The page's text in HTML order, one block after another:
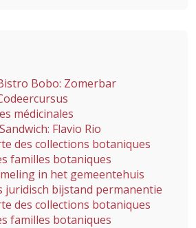
Bobo: Zomerbar
médicinales
Flavio Rio
des collections botaniques
familles botaniques
in het gemeentehuis
juridisch bijstand permanentie
des collections botaniques
familles botaniques